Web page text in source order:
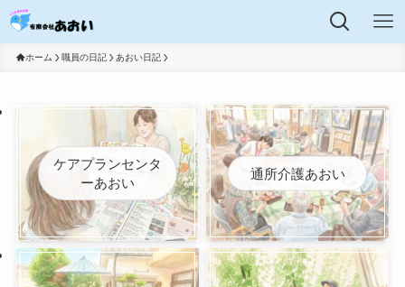
ホーム 職員の日記 あおい日記
ケアプランセンタ
ーあおい
通所介護あおい